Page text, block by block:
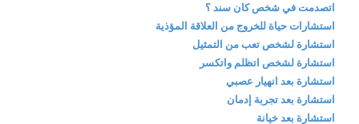
اتصدمت في شخص كان سند ؟
استشارات حياة للخروج من العلاقة المؤذية
استشارة لشخص تعب من التمثيل
استشارة لشخص اتظلم واتكسر
استشارة بعد انهيار عصبي
استشارة بعد تجربة إدمان
استشارة بعد خيانة